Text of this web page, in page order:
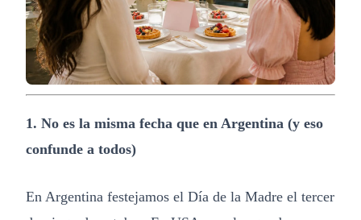
1. No es la misma fecha que en Argentina (y eso
confunde a todos)
En Argentina festejamos el Día de la Madre el tercer